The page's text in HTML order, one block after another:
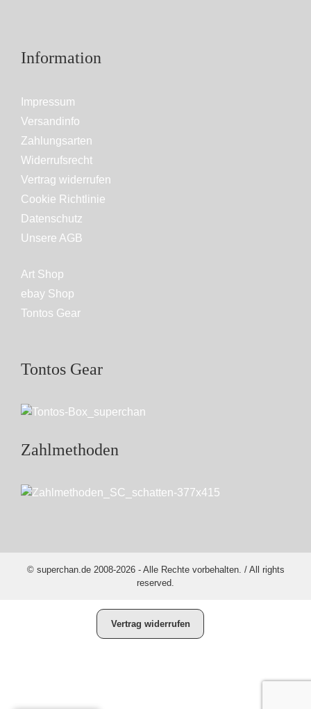
Information
Impressum
Versandinfo
Zahlungsarten
Widerrufsrecht
Vertrag widerrufen
Cookie Richtlinie
Datenschutz
Unsere AGB
Art Shop
ebay Shop
Tontos Gear
Tontos Gear
Zahlmethoden
© superchan.de 2008-2026 - Alle Rechte vorbehalten. / All rights
reserved.
Vertrag widerrufen